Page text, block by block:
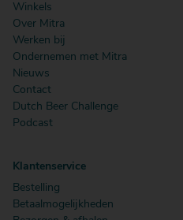
Winkels
Over Mitra
Werken bij
Ondernemen met Mitra
Nieuws
Contact
Dutch Beer Challenge
Podcast
Klantenservice
Bestelling
Betaalmogelijkheden